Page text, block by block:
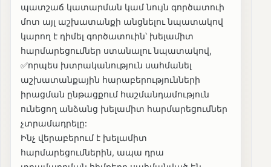
պատշաճ կատարման կամ նույն գործատուի
մոտ այլ աշխատանքի անցնելու նպատակով
կարող է դիմել գործատուին՝ խելամիտ
հարմարեցումներ ստանալու նպատակով,
✅որպես խտրականություն սահմանել
աշխատանքային հարաբերությունների
իրացման ընթացքում հաշմանդամություն
ունեցող անձանց խելամիտ հարմարեցումներ
չտրամադրելը:
Ինչ վերաբերում է խելամիտ
հարմարեցումներին, ապա դրա